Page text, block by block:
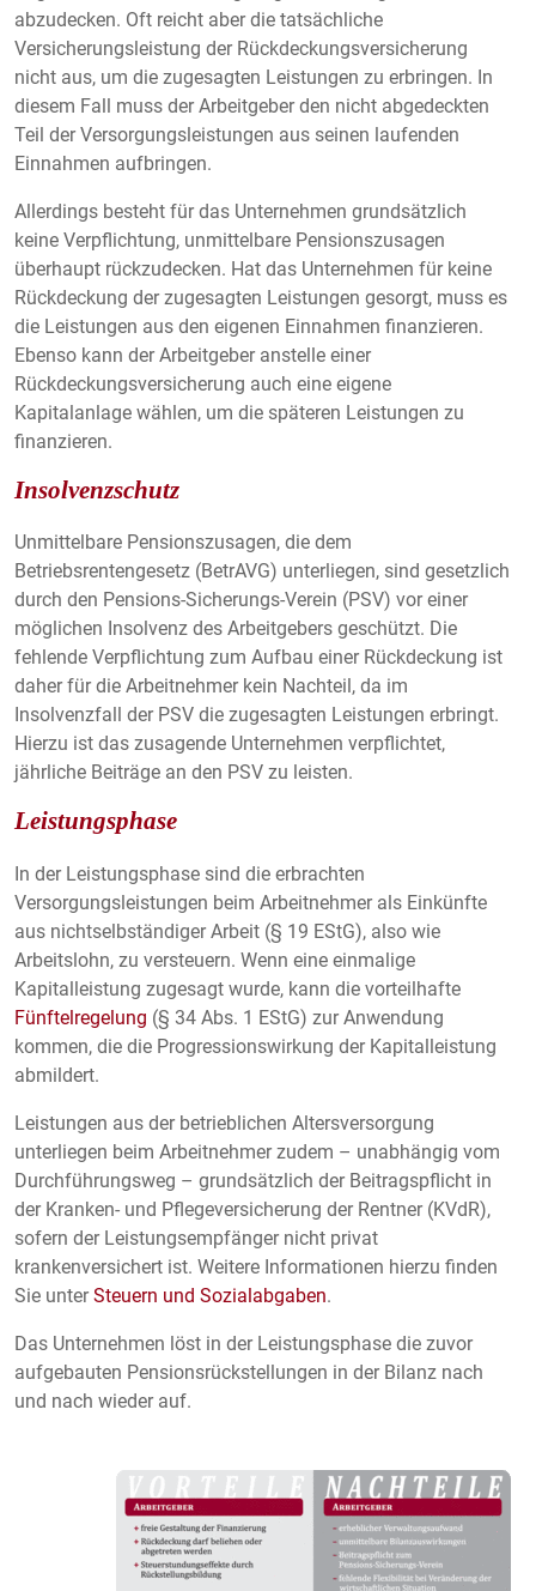
abzudecken. Oft reicht aber die tatsächliche
Versicherungsleistung der Rückdeckungsversicherung
nicht aus, um die zugesagten Leistungen zu erbringen. In
diesem Fall muss der Arbeitgeber den nicht abgedeckten
Teil der Versorgungsleistungen aus seinen laufenden
Einnahmen aufbringen.
Allerdings besteht für das Unternehmen grundsätzlich
keine Verpflichtung, unmittelbare Pensionszusagen
überhaupt rückzudecken. Hat das Unternehmen für keine
Rückdeckung der zugesagten Leistungen gesorgt, muss es
die Leistungen aus den eigenen Einnahmen finanzieren.
Ebenso kann der Arbeitgeber anstelle einer
Rückdeckungsversicherung auch eine eigene
Kapitalanlage wählen, um die späteren Leistungen zu
finanzieren.
Insolvenzschutz
Unmittelbare Pensionszusagen, die dem
Betriebsrentengesetz (BetrAVG) unterliegen, sind gesetzlich
durch den Pensions-Sicherungs-Verein (PSV) vor einer
möglichen Insolvenz des Arbeitgebers geschützt. Die
fehlende Verpflichtung zum Aufbau einer Rückdeckung ist
daher für die Arbeitnehmer kein Nachteil, da im
Insolvenzfall der PSV die zugesagten Leistungen erbringt.
Hierzu ist das zusagende Unternehmen verpflichtet,
jährliche Beiträge an den PSV zu leisten.
Leistungsphase
In der Leistungsphase sind die erbrachten
Versorgungsleistungen beim Arbeitnehmer als Einkünfte
aus nichtselbständiger Arbeit (§ 19 EStG), also wie
Arbeitslohn, zu versteuern. Wenn eine einmalige
Kapitalleistung zugesagt wurde, kann die vorteilhafte
Fünftelregelung (§ 34 Abs. 1 EStG) zur Anwendung
kommen, die die Progressionswirkung der Kapitalleistung
abmildert.
Leistungen aus der betrieblichen Altersversorgung
unterliegen beim Arbeitnehmer zudem – unabhängig vom
Durchführungsweg – grundsätzlich der Beitragspflicht in
der Kranken- und Pflegeversicherung der Rentner (KVdR),
sofern der Leistungsempfänger nicht privat
krankenversichert ist. Weitere Informationen hierzu finden
Sie unterSteuern und Sozialabgaben.
Das Unternehmen löst in der Leistungsphase die zuvor
aufgebauten Pensionsrückstellungen in der Bilanz nach
und nach wieder auf.